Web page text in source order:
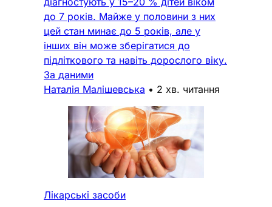
до 7 років. Майже у половини з них
цей стан минає до 5 років, але у
інших він може зберігатися до
підліткового та навіть дорослого віку.
За даними
Наталія Малішевська • 2 хв. читання
Лікарські засоби